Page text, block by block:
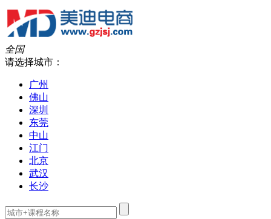
全国
请选择城市：
广州
佛山
深圳
东莞
中山
江门
北京
武汉
长沙